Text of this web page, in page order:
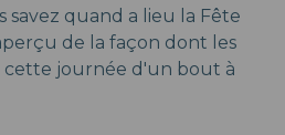
savez quand a lieu la Fête
de la façon dont les
cette journée d'un bout à